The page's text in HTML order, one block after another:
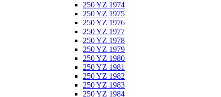
250 YZ 1974
250 YZ 1975
250 YZ 1976
250 YZ 1977
250 YZ 1978
250 YZ 1979
250 YZ 1980
250 YZ 1981
250 YZ 1982
250 YZ 1983
250 YZ 1984